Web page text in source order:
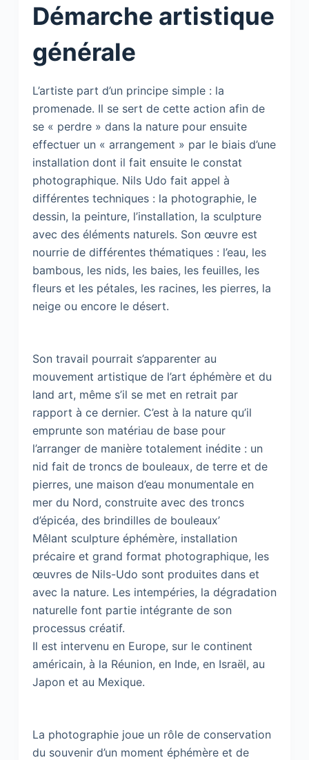
Démarche artistique
générale
L’artiste part d’un principe simple : la
promenade. Il se sert de cette action afin de
se « perdre » dans la nature pour ensuite
effectuer un « arrangement » par le biais d’une
installation dont il fait ensuite le constat
photographique. Nils Udo fait appel à
différentes techniques : la photographie, le
dessin, la peinture, l’installation, la sculpture
avec des éléments naturels. Son œuvre est
nourrie de différentes thématiques : l’eau, les
bambous, les nids, les baies, les feuilles, les
fleurs et les pétales, les racines, les pierres, la
neige ou encore le désert.
Son travail pourrait s’apparenter au
mouvement artistique de l’art éphémère et du
land art, même s’il se met en retrait par
rapport à ce dernier. C’est à la nature qu’il
emprunte son matériau de base pour
l’arranger de manière totalement inédite : un
nid fait de troncs de bouleaux, de terre et de
pierres, une maison d’eau monumentale en
mer du Nord, construite avec des troncs
d’épicéa, des brindilles de bouleaux’
Mêlant sculpture éphémère, installation
précaire et grand format photographique, les
œuvres de Nils-Udo sont produites dans et
avec la nature. Les intempéries, la dégradation
naturelle font partie intégrante de son
processus créatif.
Il est intervenu en Europe, sur le continent
américain, à la Réunion, en Inde, en Israël, au
Japon et au Mexique.
La photographie joue un rôle de conservation
du souvenir d’un moment éphémère et de